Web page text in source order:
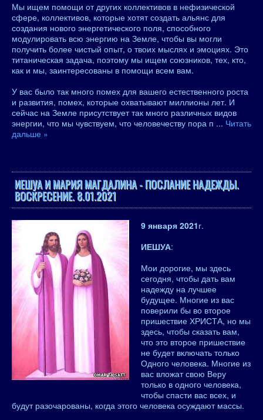
Мы ищем помощи от других коллективов в нефизической
сфере, коллективов, которые хотят создать альянс для
создания нового энергетического поля, способного
модулировать всю энергию на Земле, чтобы вы могли
получить более чистый опыт, о твоих мыслях и эмоциях. Это
титаническая задача, поэтому мы ищем союзников, тех, кто,
как и мы, заинтересованы в помощи всем вам.
У вас было так много помех для вашего естественного роста
и развития, помех, которые охватывают миллионы лет. И
сейчас на Земле присутствует так много различных видов
энергии, что мы чувствуем, что человечеству пора п ... Читать
дальше »
ИЕШУА И МАРИЯ МАГДАЛИНА - ПОСЛАНИЕ НАДЕЖДЫ.
ВОСКРЕСЕНИЕ. 8.01.2021
9 января 2021г.
ИЕШУА:
Мои дорогие, мы здесь
сегодня, чтобы дать вам
надежду на лучшее
будущее. Многие из вас
поверили бы во второе
пришествие ХРИСТА, но мы
здесь, чтобы сказать вам,
что это второе пришествие
не будет включать только
Одного человека. Многие из
вас вложат свою Веру
только в одного человека,
чтобы спасти вас всех, и
будут разочарованы, когда этого человека осуждают массы.